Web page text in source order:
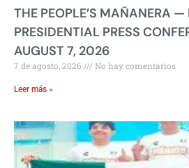
THE PEOPLE’S MAÑANERA
PRESIDENTIAL PRESS
AUGUST 7, 2026
7 de agosto, 2026 No hay comentarios
Leer más »